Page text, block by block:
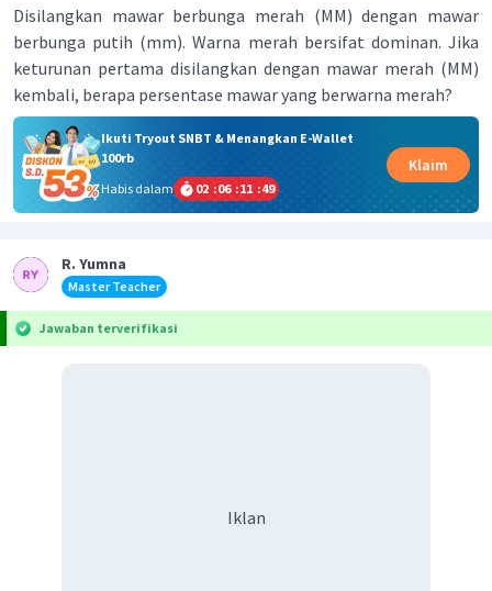
Disilangkan mawar berbunga merah (MM) dengan mawar
berbunga putih (mm). Warna merah bersifat dominan. Jika
keturunan pertama disilangkan dengan mawar merah (MM)
kembali, berapa persentase mawar yang berwarna merah?
Ikuti Tryout SNBT & Menangkan E-Wallet
100rb
Habis dalam
02 :06 :11 :49
Klaim
R. Yumna
Master Teacher
Jawaban terverifikasi
Iklan